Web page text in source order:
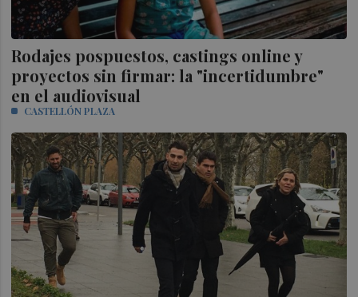
Rodajes pospuestos, castings online y
proyectos sin firmar: la "incertidumbre"
en el audiovisual
CASTELLÓN PLAZA